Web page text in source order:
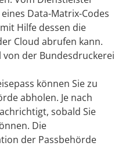
Data-Matrix-Codes
Hilfe dessen die
Cloud abrufen kann.
von der Bundesdruckerei
können Sie zu
abholen. Je nach
sobald Sie
Die
der Passbehörde